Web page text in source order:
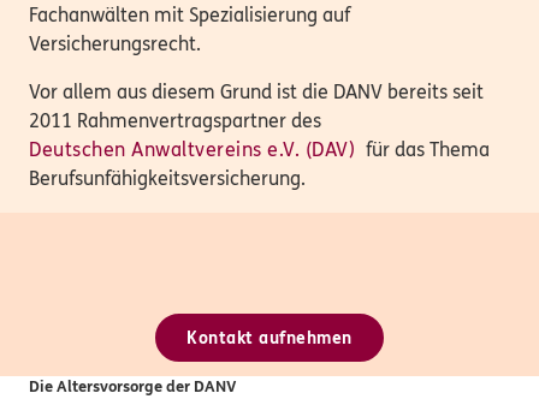
Fachanwälten mit Spezialisierung auf
Versicherungsrecht.
Vor allem aus diesem Grund ist die DANV bereits seit
2011 Rahmenvertragspartner des
Deutschen Anwaltvereins e.V. (DAV) für das Thema
Berufsunfähigkeitsversicherung.
Kontakt aufnehmen
Die Altersvorsorge der DANV